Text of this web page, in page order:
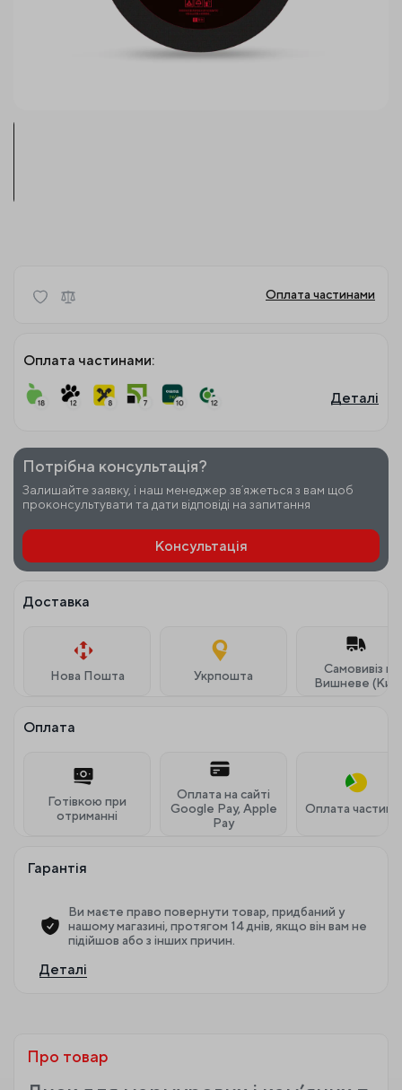
Оплата частинами
Оплата частинами:
Деталі
Потрібна консультація?
Залишайте заявку, і наш менеджер звʼяжеться з вам щоб
проконсультувати та дати відповіді на запитання
Консультація
Доставка
Нова Пошта Укрпошта
Самовивіз м.
Вишневе
Оплата
Готівкою при
отриманні
Оплата на сайті
Google Pay, Apple
Pay
Оплата
Гарантія
Ви маєте право повернути товар, придбаний у
нашому магазині, протягом 14 днів, якщо він вам не
підійшов або з інших причин.
Деталі
Про товар